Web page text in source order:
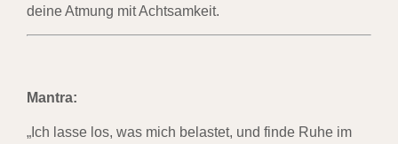
deine Atmung mit Achtsamkeit.
Mantra:
„Ich lasse los, was mich belastet, und finde Ruhe im